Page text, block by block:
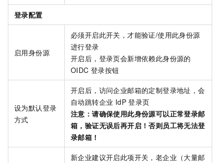
登录配置
启用身份源
必须开启此开关，才能验证/使用此身份源
进行登录
开启后，登录页会新增依赖此身份源的
OIDC 登录按钮
设为默认登录
方式
开启后，访问企业邮箱的定制登录地址，会
自动跳转企业 IdP 登录页
注意：请确保使用此身份源可以正常登录邮
箱，验证无误后再开启！否则员工将无法登
录邮箱！
新企业建议开启此项开关，老企业（大量邮